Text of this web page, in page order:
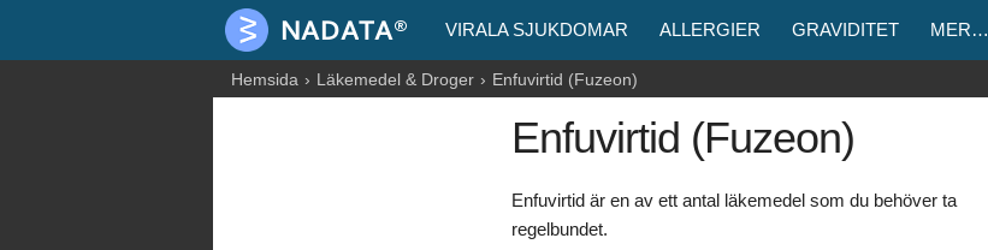
VIRALA SJUKDOMAR ALLERGIER GRAVIDITET MER…
Hemsida Läkemedel & Droger Enfuvirtid (Fuzeon)
Enfuvirtid (Fuzeon)
Enfuvirtid är en av ett antal läkemedel som du behöver ta
regelbundet.